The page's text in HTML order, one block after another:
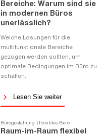
Bereiche: Warum sind sie
in modernen Büros
unerlässlich?
Welche Lösungen für die
multifunktionale Bereiche
gezogen werden sollten, um
optimale Bedingungen im Büro zu
schaffen.
Lesen Sie weiter
Bürogestaltung flexibles Büro
Raum-im-Raum flexibel